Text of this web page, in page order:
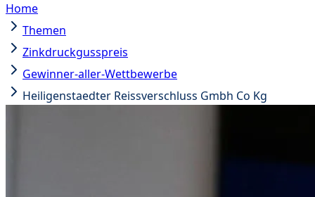
Home
Themen
Zinkdruckgusspreis
Gewinner-aller-Wettbewerbe
Heiligenstaedter Reissverschluss Gmbh Co Kg